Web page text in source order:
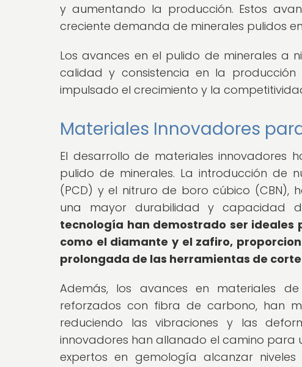
y aumentando la producción. Estos
creciente demanda de minerales pulidos
Los avances en el pulido de minerales a
calidad y consistencia en la
impulsado el crecimiento y la
Materiales Innovadores
El desarrollo de materiales
pulido de minerales. La introducción de
(PCD) y el nitruro de boro cúbico (CBN),
una mayor durabilidad y capacidad
tecnología han demostrado ser ideales
como el diamante y el zafiro,
prolongada de las herramientas de
Además, los avances en materiales
reforzados con fibra de carbono, han
reduciendo las vibraciones y las
innovadores han allanado el camino para
expertos en gemología alcanzar